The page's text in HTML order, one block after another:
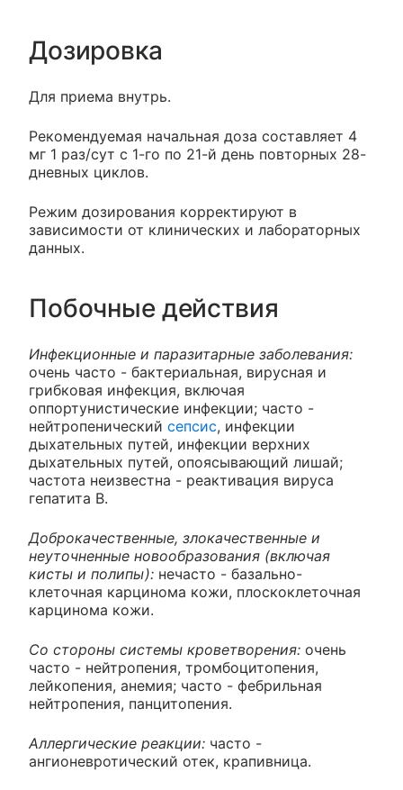
Дозировка
Для приема внутрь.
Рекомендуемая начальная доза составляет 4
мг 1 раз/сут с 1-го по 21-й день повторных 28-
дневных циклов.
Режим дозирования корректируют в
зависимости от клинических и лабораторных
данных.
Побочные действия
Инфекционные и паразитарные заболевания:
очень часто - бактериальная, вирусная и
грибковая инфекция, включая
оппортунистические инфекции; часто -
нейтропенический сепсис, инфекции
дыхательных путей, инфекции верхних
дыхательных путей, опоясывающий лишай;
частота неизвестна - реактивация вируса
гепатита В.
Доброкачественные, злокачественные и
неуточненные новообразования (включая
кисты и полипы): нечасто - базально-
клеточная карцинома кожи, плоскоклеточная
карцинома кожи.
Со стороны системы кроветворения: очень
часто - нейтропения, тромбоцитопения,
лейкопения, анемия; часто - фебрильная
нейтропения, панцитопения.
Аллергические реакции: часто -
ангионевротический отек, крапивница.